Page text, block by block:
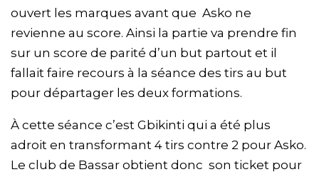
ouvert les marques avant que Asko ne
revienne au score. Ainsi la partie va prendre fin
sur un score de parité d’un but partout et il
fallait faire recours à la séance des tirs au but
pour départager les deux formations.
À cette séance c’est Gbikinti qui a été plus
adroit en transformant 4 tirs contre 2 pour Asko.
Le club de Bassar obtient donc son ticket pour